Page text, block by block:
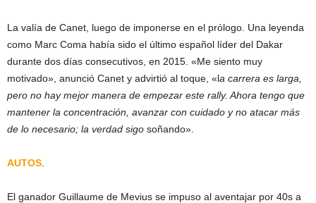
La valía de Canet, luego de imponerse en el prólogo. Una leyenda
como Marc Coma había sido el último español líder del Dakar
durante dos días consecutivos, en 2015. «Me siento muy
motivado», anunció Canet y advirtió al toque, «la carrera es larga,
pero no hay mejor manera de empezar este rally. Ahora tengo que
mantener la concentración, avanzar con cuidado y no atacar más
de lo necesario; la verdad sigo soñando».
AUTOS
El ganador Guillaume de Mevius se impuso al aventajar por 40s a